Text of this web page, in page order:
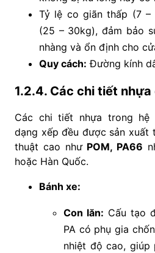
Tỷ lệ co giãn thấp (7 –
(25 – 30kg), đảm bảo
nhàng và ổn định cho
Quy cách: Đường kính
1.2.4. Các chi tiết
Các chi tiết nhựa trong hệ
dạng xếp đều được sản xuất
thuật cao như POM, PA66
hoặc Hàn Quốc.
Bánh xe:
Con lăn: Cấu tạo
PA có phụ gia
nhiệt độ cao, giúp